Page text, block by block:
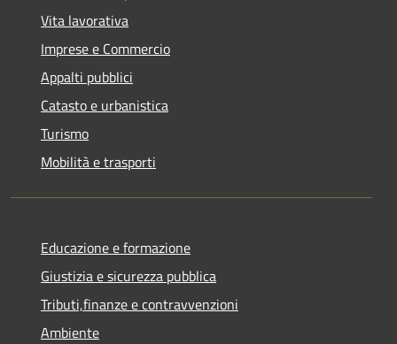
Vita lavorativa
Imprese e Commercio
Appalti pubblici
Catasto e urbanistica
Turismo
Mobilità e trasporti
Educazione e formazione
Giustizia e sicurezza pubblica
Tributi,finanze e contravvenzioni
Ambiente